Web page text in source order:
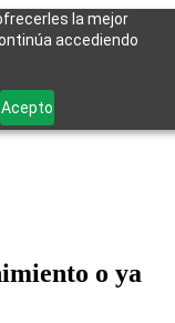
la mejor
accediendo
Acepto
o ya